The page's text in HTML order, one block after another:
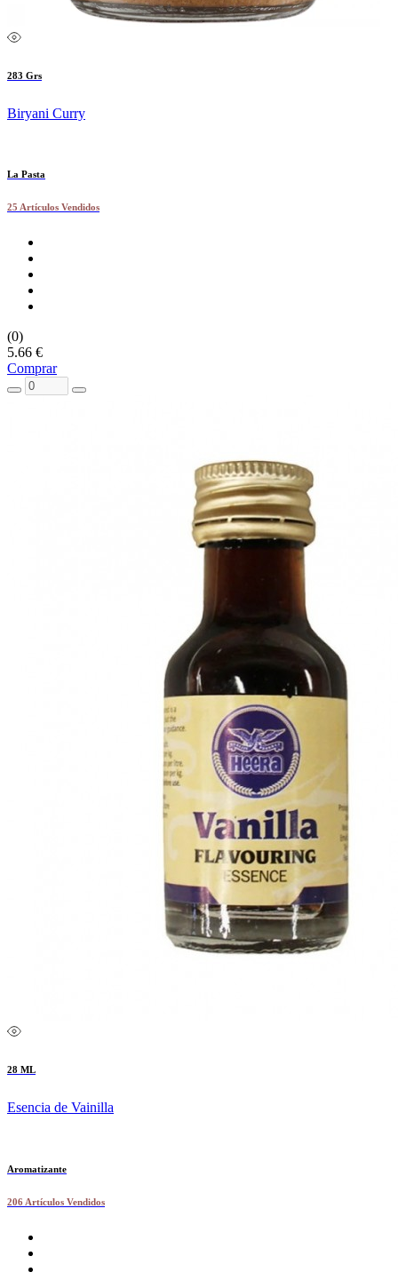
283 Grs
Biryani Curry
La Pasta
25 Artículos Vendidos
(0)
5.66 €
Comprar
28 ML
Esencia de Vainilla
Aromatizante
206 Artículos Vendidos